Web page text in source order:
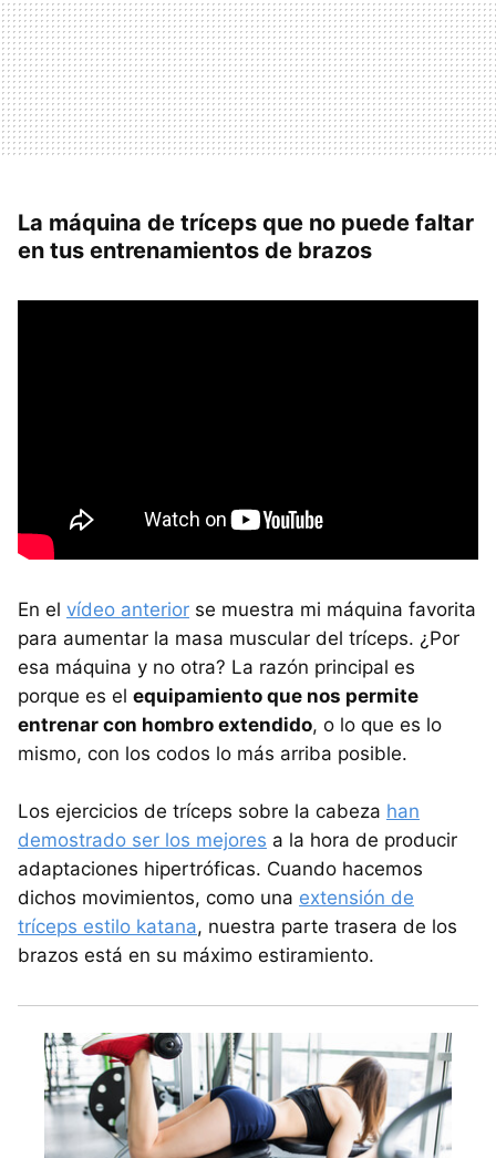
La máquina de tríceps que no puede faltar
en tus entrenamientos de brazos
En el vídeo anterior se muestra mi máquina favorita
para aumentar la masa muscular del tríceps. ¿Por
esa máquina y no otra? La razón principal es
porque es el equipamiento que nos permite
entrenar con hombro extendido, o lo que es lo
mismo, con los codos lo más arriba posible.
Los ejercicios de tríceps sobre la cabeza han
demostrado ser los mejores a la hora de producir
adaptaciones hipertróficas. Cuando hacemos
dichos movimientos, como una extensión de
tríceps estilo katana, nuestra parte trasera de los
brazos está en su máximo estiramiento.